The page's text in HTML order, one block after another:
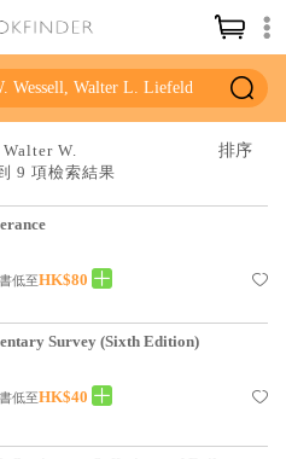
W.
9 項檢索結果
低至HK$80
Survey (Sixth Edition)
低至HK$40